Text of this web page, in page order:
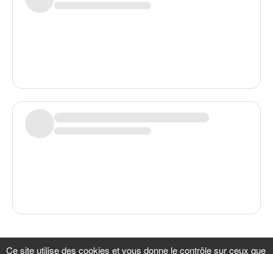
Ce site utilise des cookies et vous donne le contrôle sur ceux que
Plus de backers à afficher